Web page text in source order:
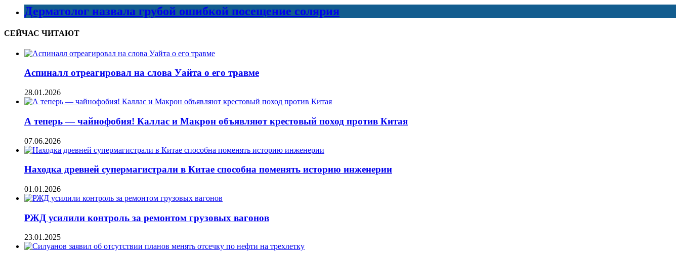
Дерматолог назвала грубой ошибкой посещение солярия
СЕЙЧАС ЧИТАЮТ
Аспиналл отреагировал на слова Уайта о его травме
28.01.2026
А теперь — чайнофобия! Каллас и Макрон объявляют крестовый поход против Китая
07.06.2026
Находка древней супермагистрали в Китае способна поменять историю инженерии
01.01.2026
РЖД усилили контроль за ремонтом грузовых вагонов
23.01.2025